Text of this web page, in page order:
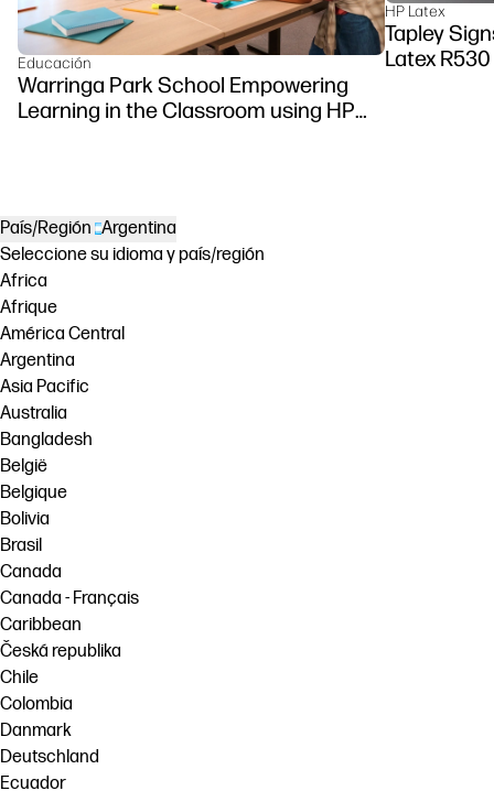
Educación
Warringa Park School Empowering
Learning in the Classroom using HP
HP Latex
Tapley
Latex
País/Región Argentina
Seleccione su idioma y país/región
Africa
Afrique
América Central
Argentina
Asia Pacific
Australia
Bangladesh
België
Belgique
Bolivia
Brasil
Canada
Canada - Français
Caribbean
Česká republika
Chile
Colombia
Danmark
Deutschland
Ecuador